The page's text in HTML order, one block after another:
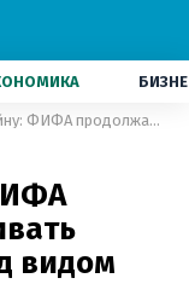
Доллары на войну: ФИФА продолжает выплачивать России миллионы под видом заботы о футболе
видом